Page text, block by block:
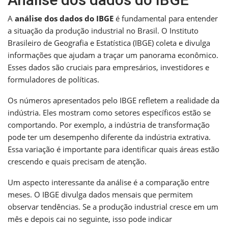
A análise dos dados do IBGE é fundamental para entender
a situação da produção industrial no Brasil. O Instituto
Brasileiro de Geografia e Estatística (IBGE) coleta e divulga
informações que ajudam a traçar um panorama econômico.
Esses dados são cruciais para empresários, investidores e
formuladores de políticas.
Os números apresentados pelo IBGE refletem a realidade da
indústria. Eles mostram como setores específicos estão se
comportando. Por exemplo, a indústria de transformação
pode ter um desempenho diferente da indústria extrativa.
Essa variação é importante para identificar quais áreas estão
crescendo e quais precisam de atenção.
Um aspecto interessante da análise é a comparação entre
meses. O IBGE divulga dados mensais que permitem
observar tendências. Se a produção industrial cresce em um
mês e depois cai no seguinte, isso pode indicar